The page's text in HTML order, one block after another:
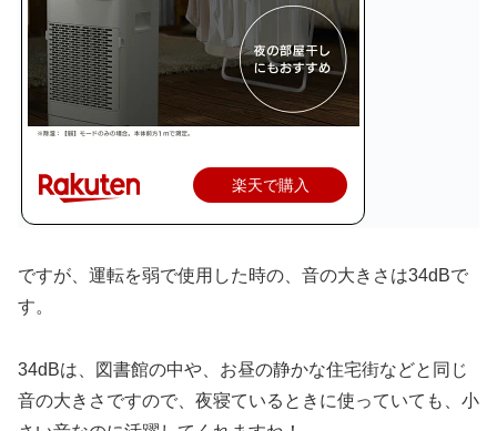
楽天で購入
ですが、運転を弱で使用した時の、音の大きさは34dBで
す。
34dBは、図書館の中や、お昼の静かな住宅街などと同じ
音の大きさですので、夜寝ているときに使っていても、小